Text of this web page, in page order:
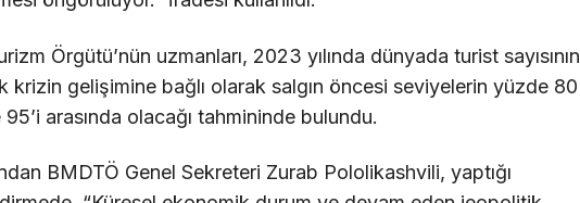
Örgütü’nün uzmanları, 2023 yılında dünyada turist sayısının
krizin gelişimine bağlı olarak salgın öncesi seviyelerin yüzde 80
arasında olacağı tahmininde bulundu.
BMDTÖ Genel Sekreteri Zurab Pololikashvili, yaptığı